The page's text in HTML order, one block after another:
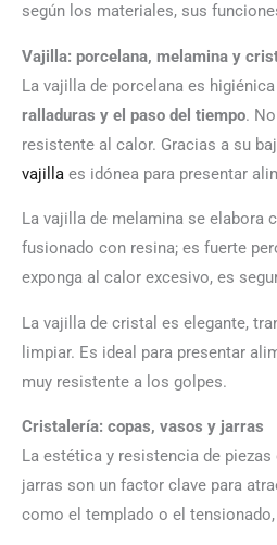
según los materiales, sus
Vajilla: porcelana, melamina y
La vajilla de porcelana es
ralladuras y el paso del tiempo.
resistente al calor. Gracias a su
vajilla es idónea para presentar
La vajilla de melamina se elabora
fusionado con resina; es fuerte
exponga al calor excesivo, es
La vajilla de cristal es elegante,
limpiar. Es ideal para presentar
muy resistente a los golpes.
Cristalería: copas, vasos y jarras
La estética y resistencia de
jarras son un factor clave para
como el templado o el